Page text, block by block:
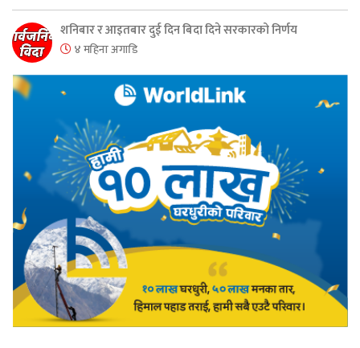
शनिबार र आइतबार दुई दिन बिदा दिने सरकारको निर्णय
४ महिना अगाडि